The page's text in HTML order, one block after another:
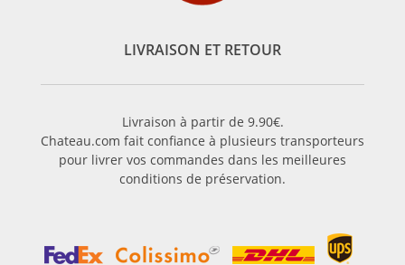
LIVRAISON ET RETOUR
Livraison à partir de 9.90€.
Chateau.com fait confiance à plusieurs transporteurs
pour livrer vos commandes dans les meilleures
conditions de préservation.